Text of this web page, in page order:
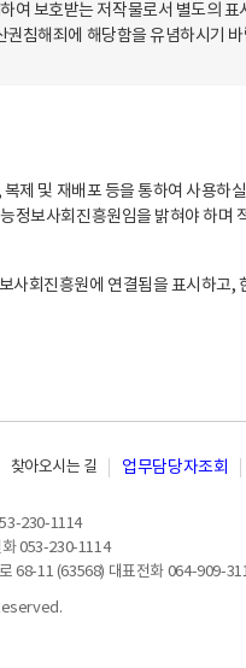
보호받는 저작물로서 별도의
침해죄에 해당함을 유념하시기 바
제 및 재배포 등을 통하여 사용
보사회진흥원임을 밝혀야 하
회진흥원에 연결됨을 표시하
찾아오시는 길 업무담당자조회
230-1114
화 053-230-1114
68-11 (63568) 대표전화 064-909-